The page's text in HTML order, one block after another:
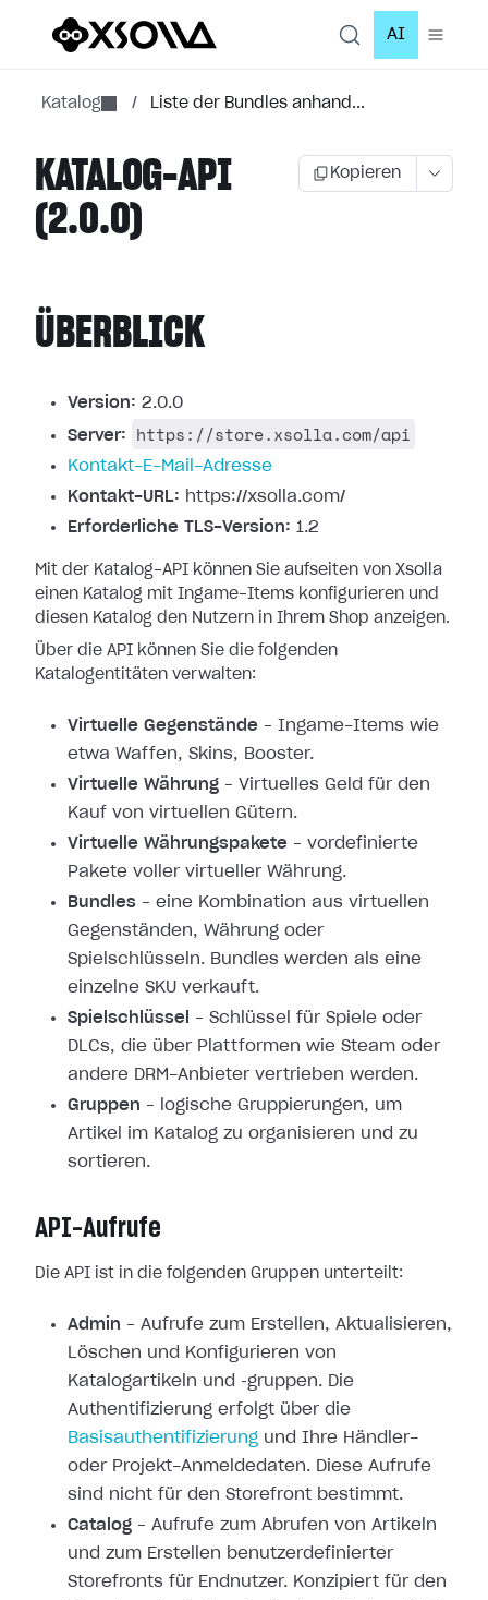
AI
Katalog / Liste der Bundles anhand...
KATALOG-API
(2.0.0)
Kopieren
ÜBERBLICK
Version: 2.0.0
Server:
https://store.xsolla.com/api
Kontakt-E-Mail-Adresse
Kontakt-URL: https://xsolla.com/
Erforderliche TLS-Version: 1.2
Mit der Katalog-API können Sie aufseiten von Xsolla
einen Katalog mit Ingame-Items konfigurieren und
diesen Katalog den Nutzern in Ihrem Shop anzeigen.
Über die API können Sie die folgenden
Katalogentitäten verwalten:
Virtuelle Gegenstände – Ingame-Items wie
etwa Waffen, Skins, Booster.
Virtuelle Währung – Virtuelles Geld für den
Kauf von virtuellen Gütern.
Virtuelle Währungspakete – vordefinierte
Pakete voller virtueller Währung.
Bundles – eine Kombination aus virtuellen
Gegenständen, Währung oder
Spielschlüsseln. Bundles werden als eine
einzelne SKU verkauft.
Spielschlüssel
– Schlüssel für Spiele oder
DLCs, die über Plattformen wie Steam oder
andere DRM-Anbieter vertrieben werden.
Gruppen – logische Gruppierungen, um
Artikel im Katalog zu organisieren und zu
sortieren.
API-Aufrufe
Die API ist in die folgenden Gruppen unterteilt:
Admin – Aufrufe zum Erstellen, Aktualisieren,
Löschen und Konfigurieren von
Katalogartikeln und ‑gruppen. Die
Authentifizierung erfolgt über die
Basisauthentifizierung und Ihre Händler-
oder Projekt-Anmeldedaten. Diese Aufrufe
sind nicht für den Storefront bestimmt.
Catalog – Aufrufe zum Abrufen von Artikeln
und zum Erstellen benutzerdefinierter
Storefronts für Endnutzer. Konzipiert für den